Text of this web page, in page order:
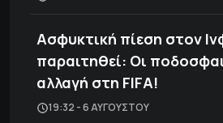
Ασφυκτική πίεση στον
παραιτηθεί: Οι
αλλαγή στη FIFA!
19:32 - 6 ΑΥΓΟΎΣΤΟΥ